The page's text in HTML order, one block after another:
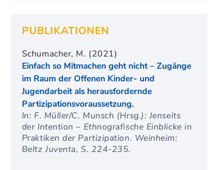
PUBLIKATIONEN
Einfach so Mitmachen geht nicht – Zugänge
im Raum der Offenen Kinder- und
Jugendarbeit als herausfordernde
Partizipationsvoraussetzung.
Schumacher, M. (2021)
In: F. Müller/C. Munsch (Hrsg.): Jenseits
der Intention – Ethnografische Einblicke in
Praktiken der Partizipation. Weinheim:
Beltz Juventa, S. 224-235.